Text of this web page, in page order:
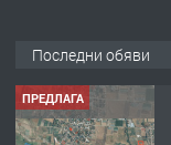
Последни обяви
ПРЕДЛАГА